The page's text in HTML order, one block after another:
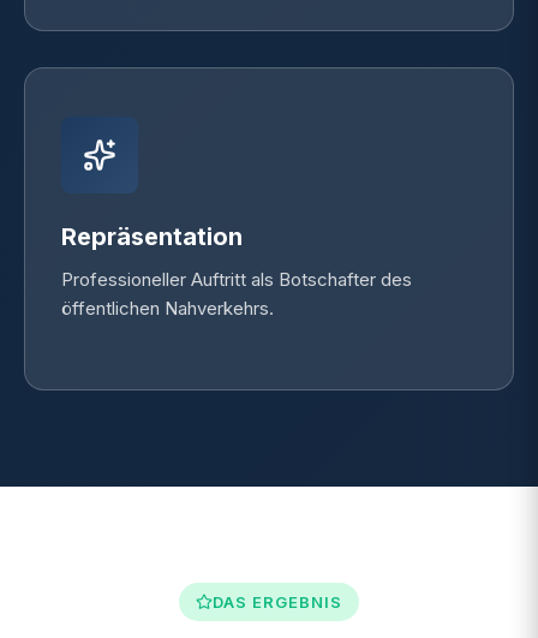
Repräsentation
Professioneller Auftritt als Botschafter des
öffentlichen Nahverkehrs.
DAS ERGEBNIS